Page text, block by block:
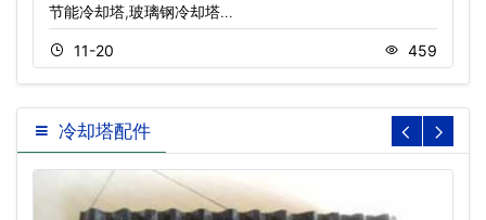
节能冷却塔,玻璃钢冷却塔…
11-20 459
冷却塔配件